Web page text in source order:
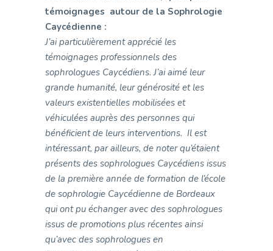
témoignages autour de la Sophrologie
Caycédienne :
J’ai particulièrement apprécié les
témoignages professionnels des
sophrologues Caycédiens. J’ai aimé leur
grande humanité, leur générosité et les
valeurs existentielles mobilisées et
véhiculées auprès des personnes qui
bénéficient de leurs interventions. Il est
intéressant, par ailleurs, de noter qu’étaient
présents des sophrologues Caycédiens issus
de la première année de formation de l’école
de sophrologie Caycédienne de Bordeaux
qui ont pu échanger avec des sophrologues
issus de promotions plus récentes ainsi
qu’avec des sophrologues en